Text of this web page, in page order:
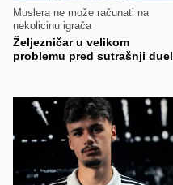
Muslera ne može računati na
nekolicinu igrača
Željezničar u velikom
problemu pred sutrašnji duel